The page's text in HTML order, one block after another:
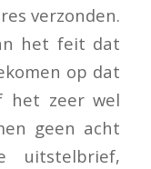
verzonden.
het feit dat
op dat
het zeer wel
geen acht
uitstelbrief,